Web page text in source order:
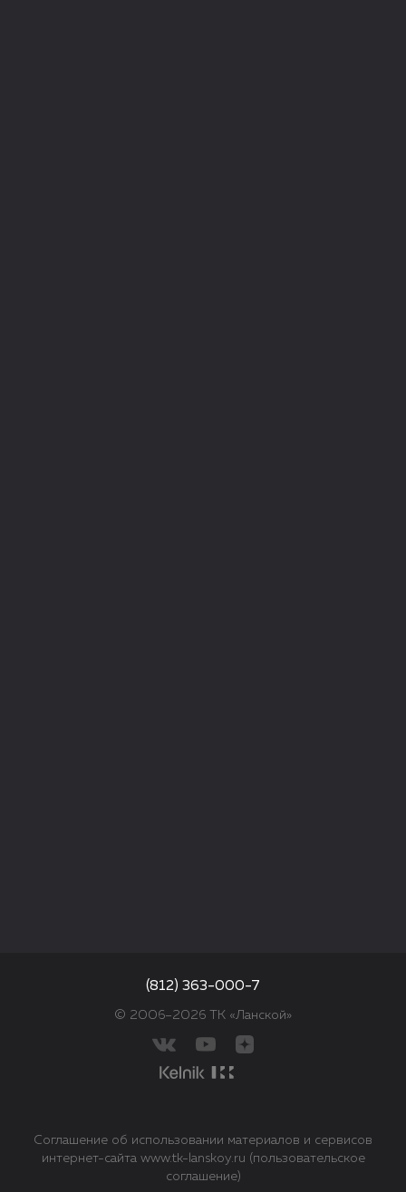
© 2006–2026 ТК «Ланской»
(812) 363-000-7
Соглашение об использовании материалов и сервисов
интернет-сайта www.tk-lanskoy.ru (пользовательское
соглашение)